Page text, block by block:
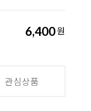
6,400원
관심상품